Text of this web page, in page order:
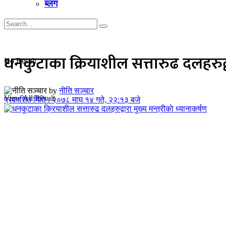
ब्लग
No Result
View All Result
धनकुटाका क्रियाशील सत्तारुढ
by नीति सञ्चार
प्रकाशित मिति : २०७८ माघ १४ गते, २२:१३ बजे